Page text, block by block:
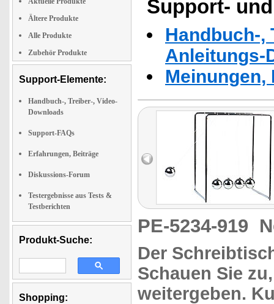
Ältere Produkte
Alle Produkte
Zubehör Produkte
Support-Elemente:
Handbuch-, Treiber-, Video-
Downloads
Support-FAQs
Erfahrungen, Beiträge
Diskussions-Forum
Testergebnisse aus Tests &
Testberichten
Produkt-Suche:
Shopping:
Support-
Handbuch-,
Anleitungs-
PE-5234-919
Der
Schauen Sie
weitergeben.